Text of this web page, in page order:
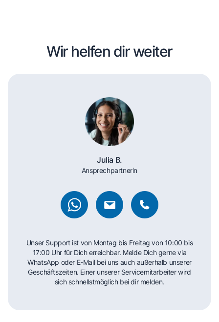
Wir helfen dir weiter
Julia B.
Ansprechpartnerin
Unser Support ist von Montag bis Freitag von 10:00 bis
17:00 Uhr für Dich erreichbar. Melde Dich gerne via
WhatsApp oder E-Mail bei uns auch außerhalb unserer
Geschäftszeiten. Einer unserer Servicemitarbeiter wird
sich schnellstmöglich bei dir melden.